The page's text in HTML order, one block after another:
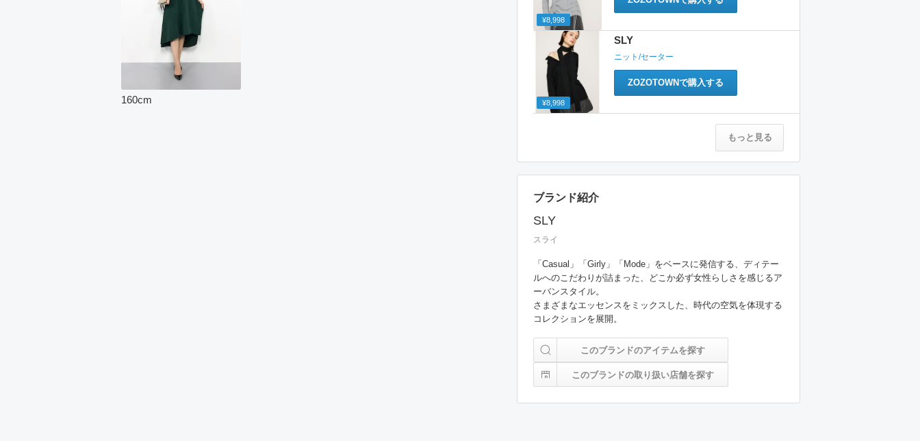
¥8,998
¥8,998
SLY
ニット/セーター
ZOZOTOWNで購入する
もっと見る
ブランド紹介
SLY
スライ
「Casual」「Girly」「Mode」をベースに発信する、ディテー
ルへのこだわりが詰まった、どこか必ず女性らしさを感じるア
ーバンスタイル。
さまざまなエッセンスをミックスした、時代の空気を体現する
コレクションを展開。
このブランドのアイテムを探す
このブランドの取り扱い店舗を探す
160cm